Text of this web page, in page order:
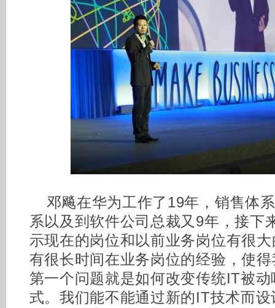
邓飚在华为工作了19年，销售体
系以及到软件公司总裁又9年，接下
示现在的岗位和以前业务岗位有很
有很长时间在业务岗位的经验，使
第一个问题就是如何改变传统IT被
式。我们能不能通过新的IT技术而